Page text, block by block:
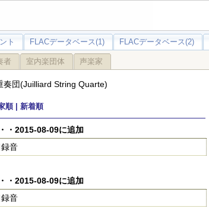
ト FLACデータベース(1) FLACデータベース(2)
者 室内楽団体 声楽家
奏団(Juilliard String Quarte)
順 | 新着順
・2015-08-09に追加
音
・2015-08-09に追加
音